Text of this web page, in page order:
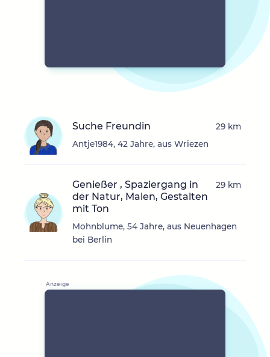
Suche Freundin
Antje1984, 42 Jahre, aus Wriezen
29 km
Genießer , Spaziergang in
der Natur, Malen, Gestalten
mit Ton
Mohnblume, 54 Jahre, aus Neuenhagen
bei Berlin
29 km